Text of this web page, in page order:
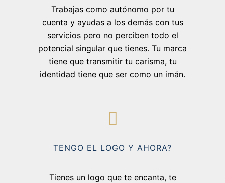
Trabajas como autónomo por tu
cuenta y ayudas a los demás con tus
servicios pero no perciben todo el
potencial singular que tienes. Tu marca
tiene que transmitir tu carisma, tu
identidad tiene que ser como un imán.
TENGO EL LOGO Y AHORA?
Tienes un logo que te encanta, te